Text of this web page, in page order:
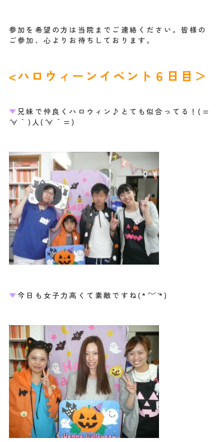
参加を希望の方は当院までご連絡ください。皆様の
ご参加、心よりお待ちしております。
<ハロウィーンイベント６日目＞
▼ 兄妹で仲良くハロウィン♪とても似合ってる！(=
´∀｀)人(´∀｀=)
▼今日も女子力高くて素敵ですね(*´﹀`*)